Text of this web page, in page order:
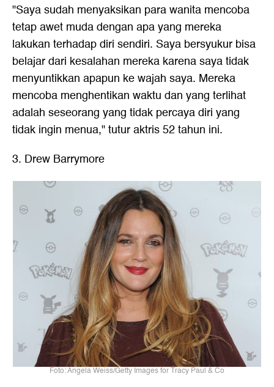
"Saya sudah menyaksikan para wanita mencoba
tetap awet muda dengan apa yang mereka
lakukan terhadap diri sendiri. Saya bersyukur bisa
belajar dari kesalahan mereka karena saya tidak
menyuntikkan apapun ke wajah saya. Mereka
mencoba menghentikan waktu dan yang terlihat
adalah seseorang yang tidak percaya diri yang
tidak ingin menua," tutur aktris 52 tahun ini.
3. Drew Barrymore
Foto: Angela Weiss/Getty Images for Tracy Paul & Co